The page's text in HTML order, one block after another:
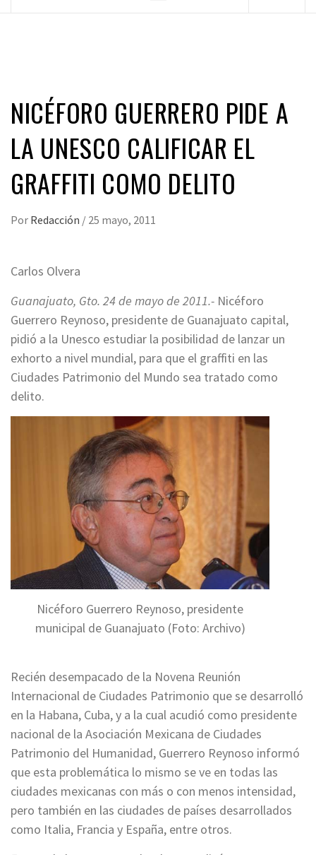
NICÉFORO GUERRERO PIDE A
LA UNESCO CALIFICAR EL
GRAFFITI COMO DELITO
Por Redacción / 25 mayo, 2011
Carlos Olvera
Guanajuato, Gto. 24 de mayo de 2011.- Nicéforo
Guerrero Reynoso, presidente de Guanajuato capital,
pidió a la Unesco estudiar la posibilidad de lanzar un
exhorto a nivel mundial, para que el graffiti en las
Ciudades Patrimonio del Mundo sea tratado como
delito.
Nicéforo Guerrero Reynoso, presidente
municipal de Guanajuato (Foto: Archivo)
Recién desempacado de la Novena Reunión
Internacional de Ciudades Patrimonio que se desarrolló
en la Habana, Cuba, y a la cual acudió como presidente
nacional de la Asociación Mexicana de Ciudades
Patrimonio del Humanidad, Guerrero Reynoso informó
que esta problemática lo mismo se ve en todas las
ciudades mexicanas con más o con menos intensidad,
pero también en las ciudades de países desarrollados
como Italia, Francia y España, entre otros.